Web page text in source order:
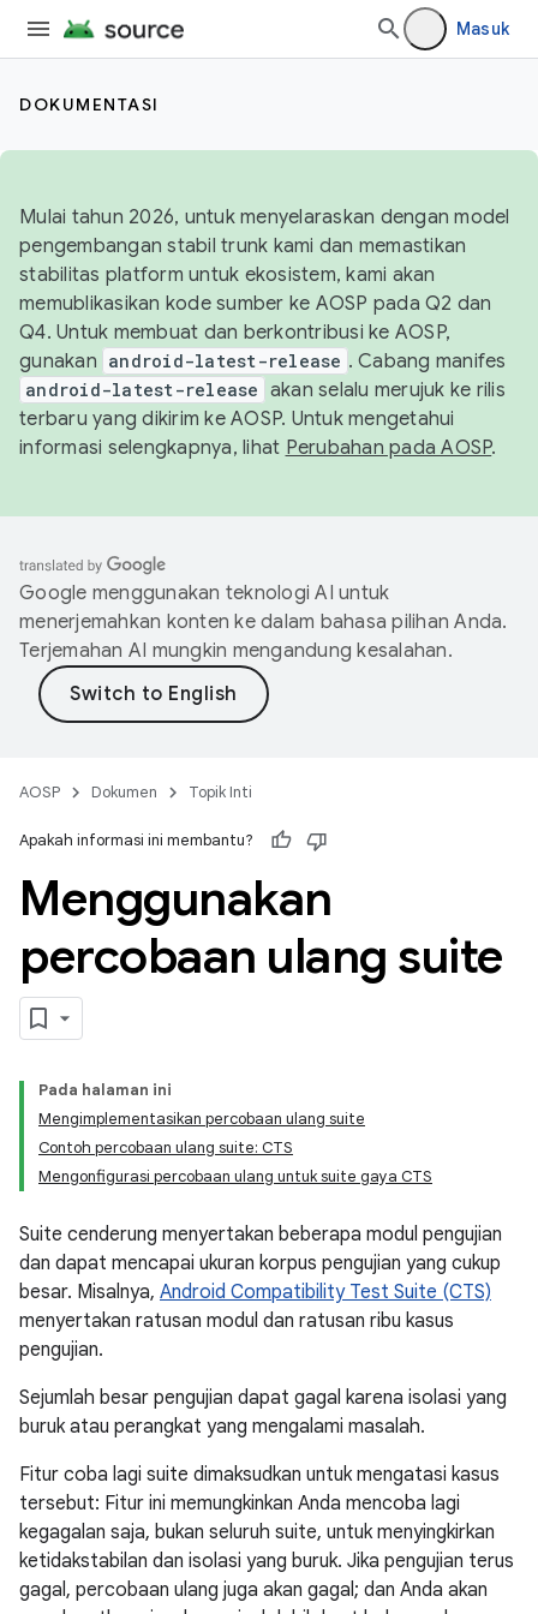
Masuk
DOKUMENTASI
Mulai tahun 2026, untuk menyelaraskan dengan model
pengembangan stabil trunk kami dan memastikan
stabilitas platform untuk ekosistem, kami akan
memublikasikan kode sumber ke AOSP pada Q2 dan
Q4. Untuk membuat dan berkontribusi ke AOSP,
gunakan android-latest-release . Cabang manifes
android-latest-release akan selalu merujuk ke rilis
terbaru yang dikirim ke AOSP. Untuk mengetahui
informasi selengkapnya, lihat Perubahan pada AOSP.
Google menggunakan teknologi AI untuk
menerjemahkan konten ke dalam bahasa pilihan Anda.
Terjemahan AI mungkin mengandung kesalahan.
AOSP Dokumen Topik Inti
Apakah informasi ini membantu?
Menggunakan
percobaan ulang suite
Pada halaman ini
Mengimplementasikan percobaan ulang suite
Contoh percobaan ulang suite: CTS
Mengonfigurasi percobaan ulang untuk suite gaya CTS
Suite cenderung menyertakan beberapa modul pengujian
dan dapat mencapai ukuran korpus pengujian yang cukup
besar. Misalnya, Android Compatibility Test Suite (CTS)
menyertakan ratusan modul dan ratusan ribu kasus
pengujian.
Sejumlah besar pengujian dapat gagal karena isolasi yang
buruk atau perangkat yang mengalami masalah.
Fitur coba lagi suite dimaksudkan untuk mengatasi kasus
tersebut: Fitur ini memungkinkan Anda mencoba lagi
kegagalan saja, bukan seluruh suite, untuk menyingkirkan
ketidakstabilan dan isolasi yang buruk. Jika pengujian terus
gagal, percobaan ulang juga akan gagal; dan Anda akan